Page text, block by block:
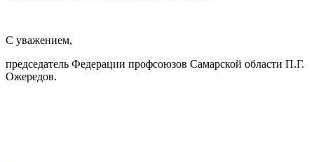
С уважением,
председатель Федерации профсоюзов Самарской области П.Г.
Ожередов.